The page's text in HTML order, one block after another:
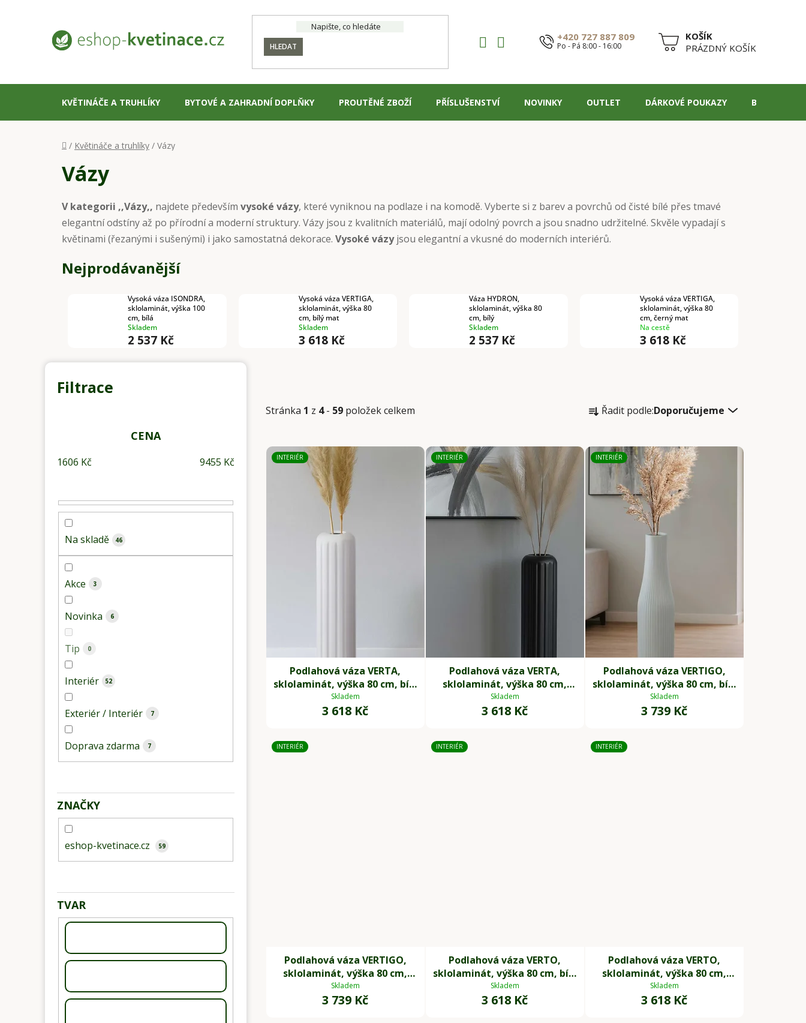
HLEDAT
+420 727 887 809
Po - Pá 8:00 - 16:00
NÁKUPNÍPRÁZDNÝ KOŠÍK
KVĚTINÁČE A TRUHLÍKY BYTOVÉ A ZAHRADNÍ DOPLŇKY PROUTĚNÉ ZBOŽÍ PŘÍSLUŠENSTVÍ NOVINKY OUTLET DÁRKOVÉ POUKAZY BLOG
Domů
/ Květináče a truhlíky / Vázy
Vázy
V kategorii ,,Vázy,, najdete především vysoké vázy, které vyniknou na podlaze i na komodě. Vyberte si z barev a povrchů od čisté bílé přes tmavé
elegantní odstíny až po přírodní a moderní struktury. Vázy jsou z kvalitních materiálů, mají odolný povrch a jsou snadno udržitelné. Skvěle vypadají s
květinami (řezanými i sušenými) i jako samostatná dekorace. Vysoké vázyjsou elegantní a vkusné do moderních interiérů.
Nejprodávanější
Vysoká váza ISONDRA,
sklolaminát, výška 100
cm, bílá
Skladem
2 537 Kč
Vysoká váza VERTIGA,
sklolaminát, výška 80
cm, bílý mat
Skladem
3 618 Kč
Váza HYDRON,
sklolaminát, výška 80
cm, bílý
Skladem
2 537 Kč
Vysoká váza VERTIGA,
sklolaminát, výška 80
cm, černý mat
Na cestě
3 618 Kč
n
CENA
1606 Kč 9455 Kč
Na skladě 46
Akce 3
Novinka 6
Tip 0
Interiér 52
Exteriér / Interiér 7
Doprava zdarma 7
ZNAČKY
eshop-kvetinace.cz 59
TVAR
Stránka 1 z 4- 59 položek celkem a
e
n
p
d
u
Řadit podle:Doporučujeme
V INTERIÉR
Podlahová váza VERTA,
sklolaminát, výška 80 cm, bílý
mat
Skladem
3 618 Kč
INTERIÉR
Podlahová váza VERTA,
sklolaminát, výška 80 cm,
černý mat
Skladem
3 618 Kč
INTERIÉR
Podlahová váza VERTIGO,
sklolaminát, výška 80 cm, bílý
mat
Skladem
3 739 Kč
INTERIÉR
Podlahová váza VERTIGO,
sklolaminát, výška 80 cm,
černý mat
Skladem
3 739 Kč
INTERIÉR
Podlahová váza VERTO,
sklolaminát, výška 80 cm, bílý
mat
Skladem
3 618 Kč
INTERIÉR
Podlahová váza VERTO,
sklolaminát, výška 80 cm,
černý mat
Skladem
3 618 Kč